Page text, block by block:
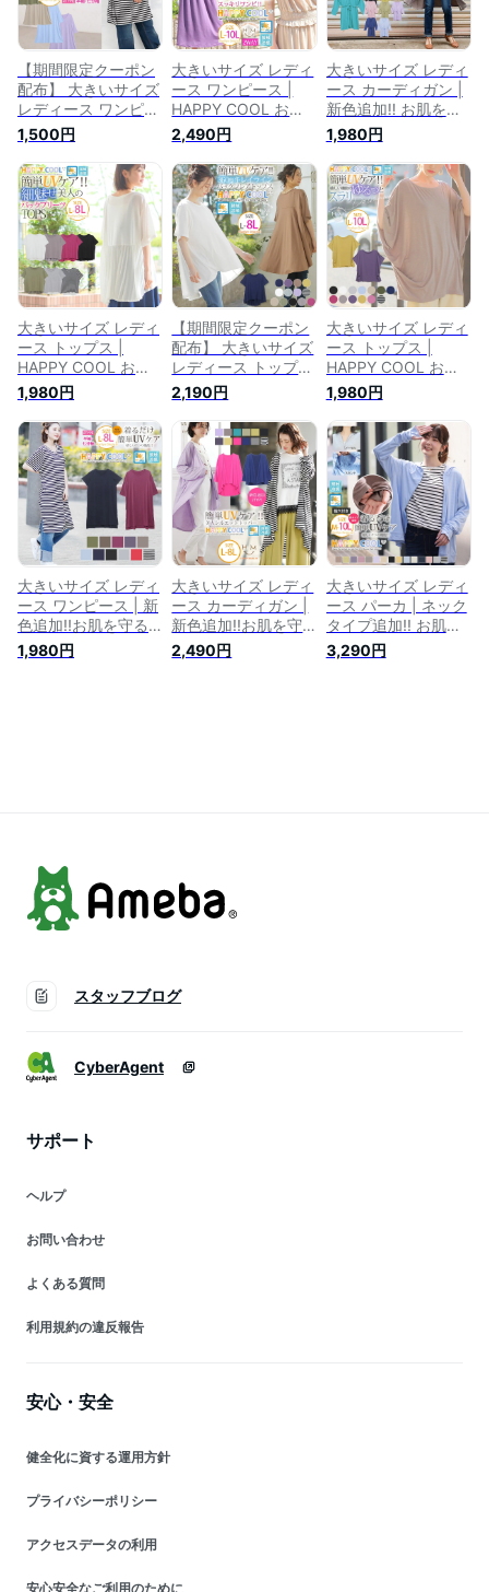
腹 腰周り [431387]
hc 春 夏【メール便
可】
夏 ゆったり お腹 胸
周り 二の腕
[431823] 【メール
便可】 hc cs
7L 8L 9L 10L 春 お
腹 二の腕 胸周り
[431832] 【メール
便】
【期間限定クーポン
配布】 大きいサイズ
レディース ワンピー
ス | 新色追加!! お肌
を守る嬉しい7つの
機能！UV・接触冷感
Aライン ワンピース
_ オリジナル ワンピ
LL 3L 4L 5L 6L 7L
8L 9L 10L 二の腕 お
腹 腰周り お尻
[431043/431043-2]
【F】 hc 春 夏
1,500円
大きいサイズ レディ
ース ワンピース |
HAPPY COOL お肌
を守る嬉しい7つの
機能！ UV・接触冷
感 お腹周りスッキ
リ！ 2WAY 半袖 ロン
グワンピース _ オリ
ジナル LL 3L 4L 5L
6L 7L 8L 9L 10L ゆ
ったり お腹 胸周り
お尻 腰周り マキシ
[431828] hc 夏 夏物
夏服 夏用
2,490円
大きいサイズ レディ
ース カーディガン |
新色追加!! お肌を守
る嬉しい7つの機
能!UV・接触冷感 共
布ベルト付き 長袖
ロングカーディガン
_ オリジナル ゆった
り 胸周り 二の腕 お
尻 腰周り LL 3L 4L
5L 6L 7L 8L 9L 10L
[431343] hc 春 春物
春服 夏 夏物 夏服
1,980円
大きいサイズ レディ
ース トップス |
HAPPY COOL お肌
を守る嬉しい7つの
機能！ UV・接触冷
感 バックプリーツ
細魅せ 美人 異素材
使い 半袖 トップス _
オリジナル LL 3L 4L
5L 6L 7L 8L ゆった
り 胸周り 二の腕 腰
周り [431824] 【メ
ール便可】 hc 夏 夏
物 夏服 夏用
1,980円
【期間限定クーポン
配布】 大きいサイズ
レディース トップス
| HAPPYCOOL お肌
を守る嬉しい7つの
機能！ UV・接触冷
感 バック フレア シ
ルエット トップス _
オリジナル LL 3L 4L
5L 6L 7L 8L 夏 ゆっ
たり お腹 胸周り 二
の腕 お尻 腰周り 五
分袖 [432089]
2,190円
大きいサイズ レディ
ース トップス |
HAPPY COOL お肌
を守る嬉しい7つの
機能！ UV・接触冷
感 ゆるシルエット
華奢魅せ 美人 裾タ
ック ドルマン Tシャ
ツ _ LL 3L 4L 夏 夏
物 夏服 夏用 ゆった
り お腹 胸周り 二の
腕 腰周り [431818]
【メール便不可】 hc
cs
1,980円
大きいサイズ レディ
ース ワンピース | 新
色追加!!お肌を守る
嬉しい7つの機能！
UV・接触冷感vネッ
1,980円
大きいサイズ レディ
ース カーディガン |
新色追加!!お肌を守
る嬉しい7つの機
能!UV・接触冷感 2丈
2,490円
大きいサイズ レディ
ース パーカ | ネック
タイプ追加!! お肌を
守る嬉しい7つの機
能！ uv ・ 接触冷感
3,290円
スタッフブログ
CyberAgent
サポート
ヘルプ
お問い合わせ
よくある質問
利用規約の違反報告
安心・安全
健全化に資する運用方針
プライバシーポリシー
アクセスデータの利用
安心安全なご利用のために